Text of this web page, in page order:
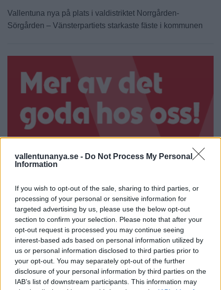
vallentunanya.se - Do Not Process My Personal
Information
If you wish to opt-out of the sale, sharing to third parties, or
processing of your personal or sensitive information for
targeted advertising by us, please use the below opt-out
section to confirm your selection. Please note that after your
opt-out request is processed you may continue seeing
interest-based ads based on personal information utilized by
us or personal information disclosed to third parties prior to
your opt-out. You may separately opt-out of the further
disclosure of your personal information by third parties on the
IAB’s list of downstream participants. This information may
Vallentuna nya på plats i valdistriktet Norrgården-
Sörgården – Vänsterpartiets starkaste fäste i kommunen